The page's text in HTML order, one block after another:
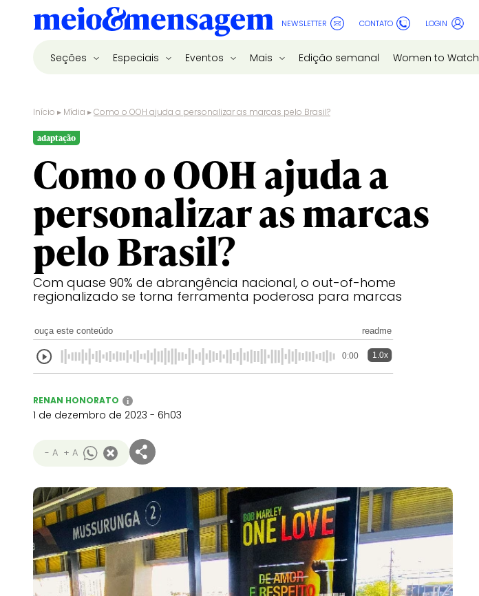
NEWSLETTER CONTATO LOGIN
Seções Especiais Eventos Mais Edição semanal Women to Watch
Início ▸ Mídia ▸Como o OOH ajuda a personalizar as marcas pelo Brasil?
adaptação
Como o OOH ajuda a
personalizar as marcas
pelo Brasil?
Com quase 90% de abrangência nacional, o out-of-home
regionalizado se torna ferramenta poderosa para marcas
ouça este conteúdo readme
0:00 1.0x
RENAN HONORATO i
1 de dezembro de 2023 - 6h03
- A + A